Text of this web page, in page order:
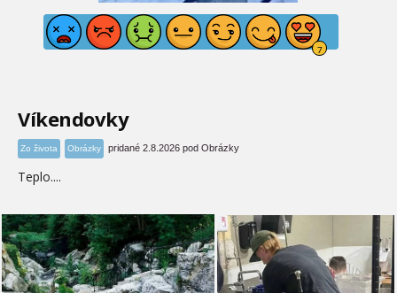
Víkendovky
Zo života Obrázky pridané 2.8.2026 pod Obrázky
Teplo....